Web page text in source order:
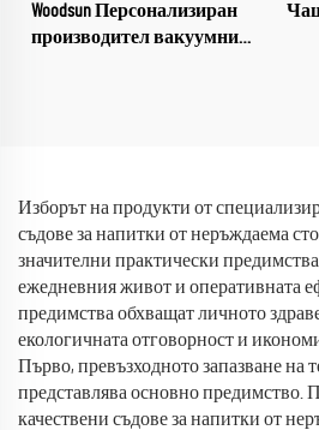
Woodsun Персонализиран
производител вакуумни
Изборът на продукти от
съдове за напитки от неръждаема
значителни практически
ежедневния живот и оперативната
предимства обхващат личното
екологичната отговорност и
Първо, превъзходното запазване на
представлява основно предимство.
качествени съдове за напитки от